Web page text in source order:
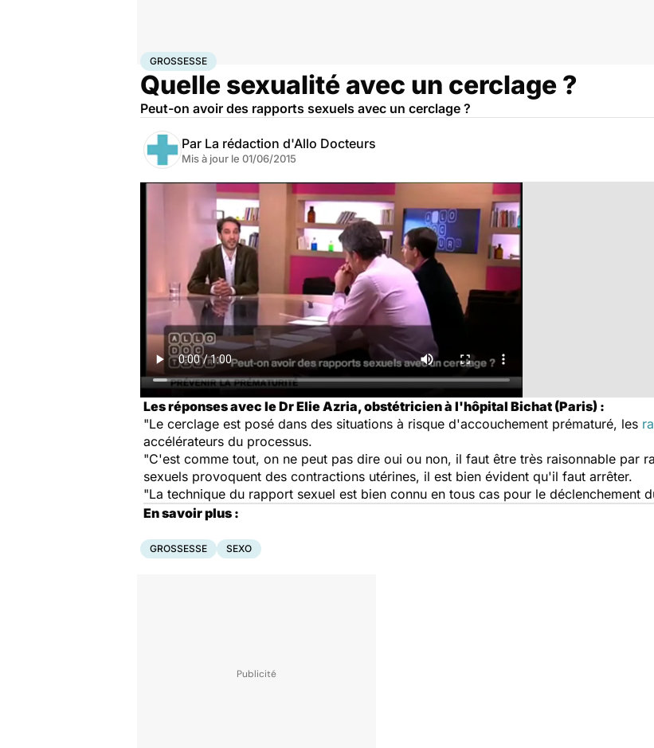
AccueilBien-êtreSexo
GROSSESSE
Quelle sexualité avec un cerclage ?
Peut-on avoir des rapports sexuels avec un cerclage ?
Par La rédaction d'Allo Docteurs
Mis à jour le 01/06/2015
Les réponses avec le Dr Elie Azria, obstétricien à l'hôpital Bichat (Paris) :
"Le cerclage est posé dans des situations à risque d'accouchement prématuré, les
accélérateurs du processus.
"C'est comme tout, on ne peut pas dire oui ou non, il faut être très raisonnable par
sexuels provoquent des contractions utérines, il est bien évident qu'il faut arrêter.
"La technique du rapport sexuel est bien connu en tous cas pour le déclenchement
En savoir plus :
GROSSESSE SEXO